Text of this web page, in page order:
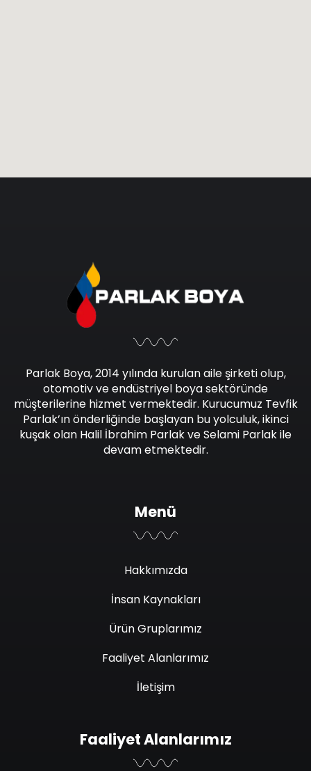
Parlak Boya, 2014 yılında kurulan aile şirketi olup,
otomotiv ve endüstriyel boya sektöründe
müşterilerine hizmet vermektedir. Kurucumuz Tevfik
Parlak’ın önderliğinde başlayan bu yolculuk, ikinci
kuşak olan Halil İbrahim Parlak ve Selami Parlak ile
devam etmektedir.
Menü
Hakkımızda
İnsan Kaynakları
Ürün Gruplarımız
Faaliyet Alanlarımız
İletişim
Faaliyet Alanlarımız